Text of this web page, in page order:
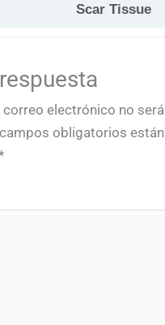
Scar Tissue
electrónico no será
obligatorios están